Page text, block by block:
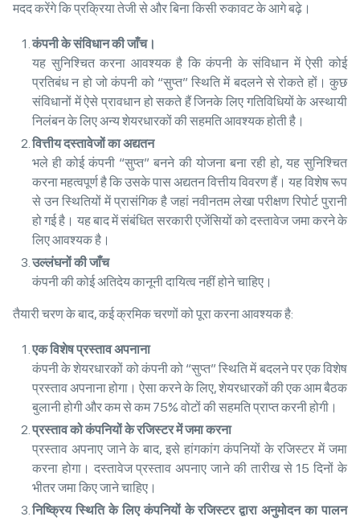
मदद करेंगे कि प्रक्रिया तेजी से और बिना किसी रुकावट के आगे बढ़े।
कंपनी के संविधान की जाँच।
यह सुनिश्चित करना आवश्यक है कि कंपनी के संविधान में ऐसी कोई
प्रतिबंध न हो जो कंपनी को “सुप्त” स्थिति में बदलने से रोकते हों। कुछ
संविधानों में ऐसे प्रावधान हो सकते हैं जिनके लिए गतिविधियों के अस्थायी
निलंबन के लिए अन्य शेयरधारकों की सहमति आवश्यक होती है।
वित्तीय दस्तावेजों का अद्यतन
भले ही कोई कंपनी “सुप्त” बनने की योजना बना रही हो, यह सुनिश्चित
करना महत्वपूर्ण है कि उसके पास अद्यतन वित्तीय विवरण हैं। यह विशेष रूप
से उन स्थितियों में प्रासंगिक है जहां नवीनतम लेखा परीक्षण रिपोर्ट पुरानी
हो गई है। यह बाद में संबंधित सरकारी एजेंसियों को दस्तावेज जमा करने के
लिए आवश्यक है।
उल्लंघनों की जाँच
कंपनी की कोई अतिदेय कानूनी दायित्व नहीं होने चाहिए।
तैयारी चरण के बाद, कई क्रमिक चरणों को पूरा करना आवश्यक है:
एक विशेष प्रस्ताव अपनाना
कंपनी के शेयरधारकों को कंपनी को “सुप्त” स्थिति में बदलने पर एक विशेष
प्रस्ताव अपनाना होगा। ऐसा करने के लिए, शेयरधारकों की एक आम बैठक
बुलानी होगी और कम से कम 75% वोटों की सहमति प्राप्त करनी होगी।
प्रस्ताव को कंपनियों के रजिस्टर में जमा करना
प्रस्ताव अपनाए जाने के बाद, इसे हांगकांग कंपनियों के रजिस्टर में जमा
करना होगा। दस्तावेज प्रस्ताव अपनाए जाने की तारीख से 15 दिनों के
भीतर जमा किए जाने चाहिए।
निष्क्रिय स्थिति के लिए कंपनियों के रजिस्टर द्वारा अनुमोदन का पालन